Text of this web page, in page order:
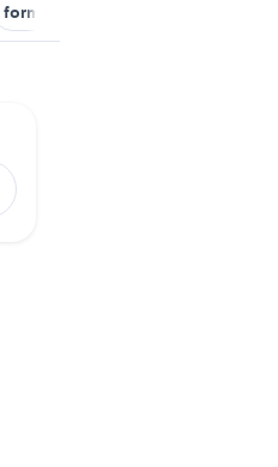
forma scarpe moto